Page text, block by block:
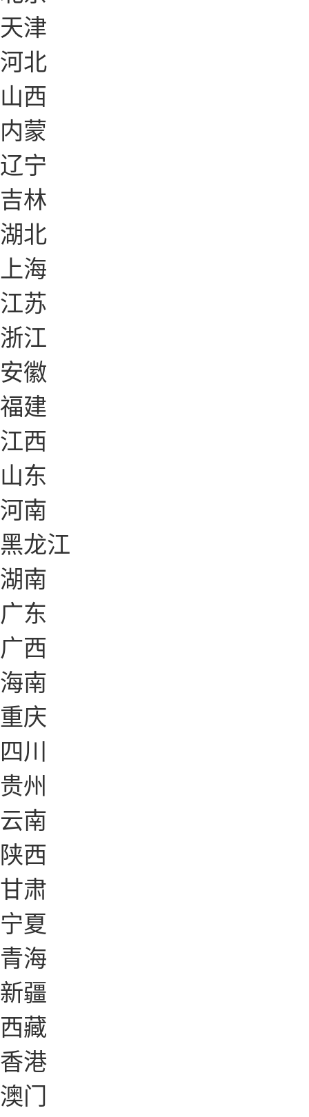
天津
河北
山西
内蒙
辽宁
吉林
湖北
上海
江苏
浙江
安徽
福建
江西
山东
河南
黑龙江
湖南
广东
广西
海南
重庆
四川
贵州
云南
陕西
甘肃
宁夏
青海
新疆
西藏
香港
澳门